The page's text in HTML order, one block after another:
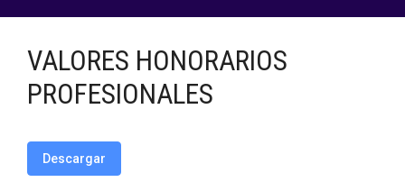
VALORES HONORARIOS
PROFESIONALES
Descargar